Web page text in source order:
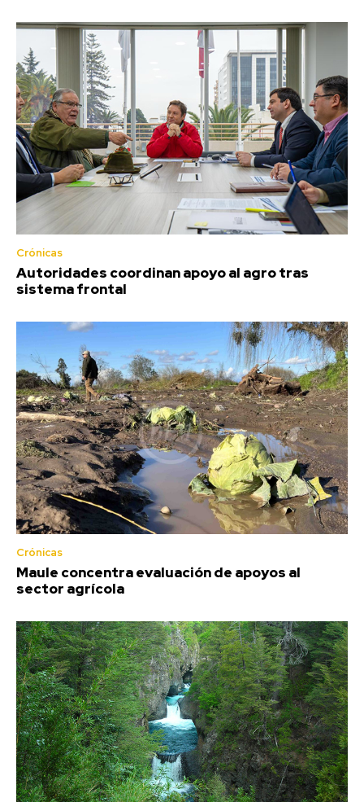
Crónicas
Autoridades coordinan apoyo al agro tras
sistema frontal
Crónicas
Maule concentra evaluación de apoyos al
sector agrícola